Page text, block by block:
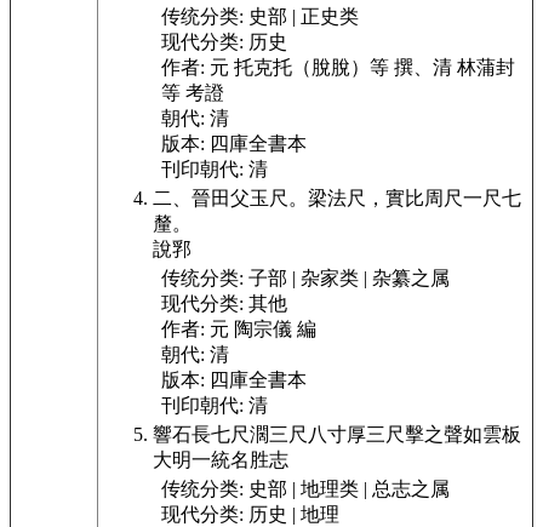
传统分类: 史部 | 正史类
现代分类: 历史
作者: 元 托克托（脫脫）等 撰、清 林蒲封
等 考證
朝代: 清
版本: 四庫全書本
刊印朝代: 清
二、晉田父玉尺。梁法尺，實比周尺一尺七
釐。
說郛
传统分类: 子部 | 杂家类 | 杂纂之属
现代分类: 其他
作者: 元 陶宗儀 編
朝代: 清
版本: 四庫全書本
刊印朝代: 清
響石長七尺濶三尺八寸厚三尺擊之聲如雲板
大明一統名胜志
传统分类: 史部 | 地理类 | 总志之属
现代分类: 历史 | 地理